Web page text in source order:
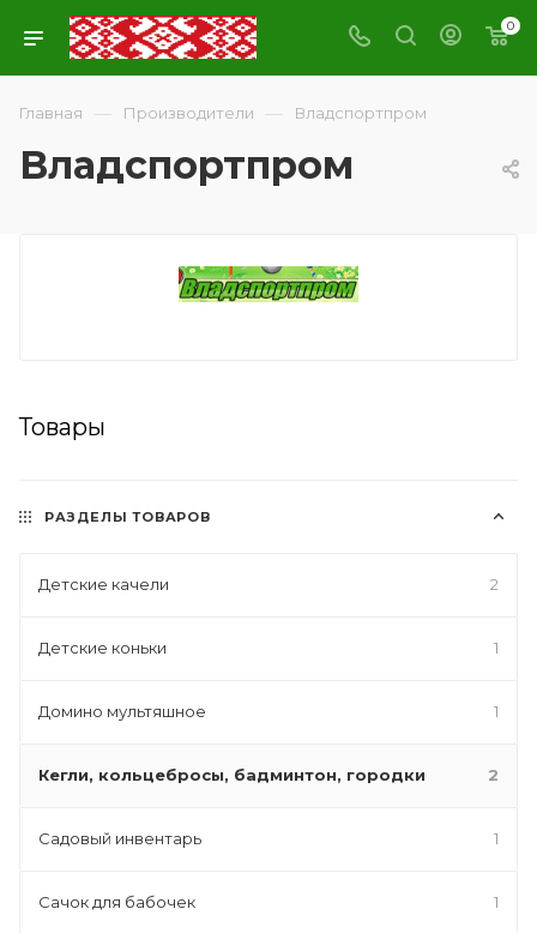
0
Главная — Производители — Владспортпром
Владспортпром
Товары
РАЗДЕЛЫ ТОВАРОВ
Детские качели 2
Детские коньки 1
Домино мультяшное 1
Кегли, кольцебросы, бадминтон, городки 2
Садовый инвентарь 1
Сачок для бабочек 1